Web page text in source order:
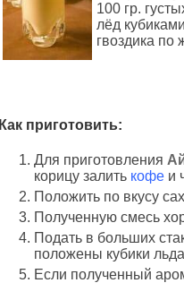
100 гр.
лёд
гвоздика по
Как приготовить:
Для приготовления
корицу залить кофеи
Положить по вкусу
Полученную смесь
Подать в больших
положены кубики
Если полученный